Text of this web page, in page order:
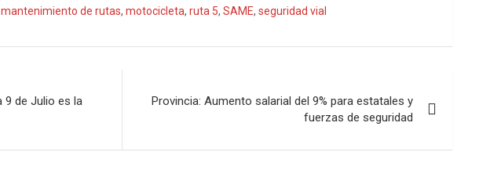
mantenimiento de rutas, motocicleta, ruta 5, SAME, seguridad vial
9 de Julio es la
Provincia: Aumento salarial del 9% para estatales y
fuerzas de seguridad